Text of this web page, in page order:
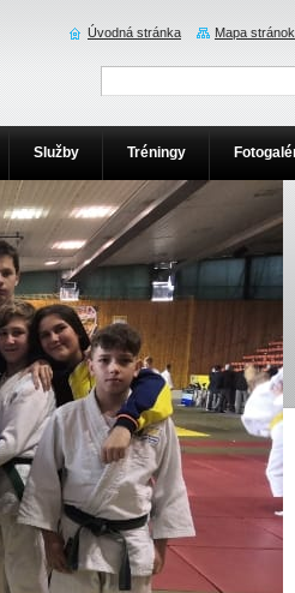
Služby Tréningy
Úvodná stránka Mapa stránok